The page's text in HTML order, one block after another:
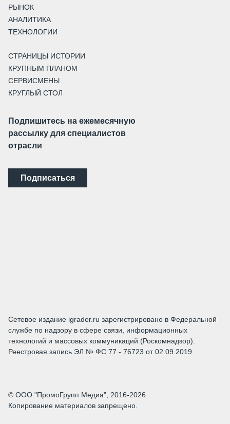
РЫНОК
АНАЛИТИКА
ТЕХНОЛОГИИ
СТРАНИЦЫ ИСТОРИИ
КРУПНЫМ ПЛАНОМ
СЕРВИСМЕНЫ
КРУГЛЫЙ СТОЛ
Подпишитесь на ежемесячную
рассылку для специалистов
отрасли
Подписаться
Сетевое издание igrader.ru зарегистрировано в Федеральной
службе по надзору в сфере связи, информационных
технологий и массовых коммуникаций (Роскомнадзор).
Реестровая запись ЭЛ № ФС 77 - 76723 от 02.09.2019
© ООО "ПромоГрупп Медиа", 2016-2026
Копирование материалов запрещено.